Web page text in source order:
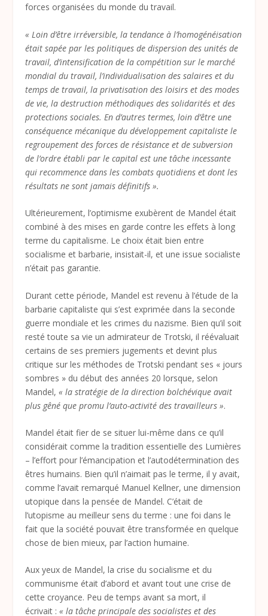
forces organisées du monde du travail.
« Loin d’être irréversible, la tendance à l’homogénéisation
était sapée par les politiques de dispersion des unités de
travail, d’intensification de la compétition sur le marché
mondial du travail, l’individualisation des salaires et du
temps de travail, la privatisation des loisirs et des modes
de vie, la destruction méthodiques des solidarités et des
protections sociales. En d’autres termes, loin d’être une
conséquence mécanique du développement capitaliste le
regroupement des forces de résistance et de subversion
de l’ordre établi par le capital est une tâche incessante
qui recommence dans les combats quotidiens et dont les
résultats ne sont jamais définitifs ».
Ultérieurement, l’optimisme exubèrent de Mandel était
combiné à des mises en garde contre les effets à long
terme du capitalisme. Le choix était bien entre
socialisme et barbarie, insistait-il, et une issue socialiste
n’était pas garantie.
Durant cette période, Mandel est revenu à l’étude de la
barbarie capitaliste qui s’est exprimée dans la seconde
guerre mondiale et les crimes du nazisme. Bien qu’il soit
resté toute sa vie un admirateur de Trotski, il réévaluait
certains de ses premiers jugements et devint plus
critique sur les méthodes de Trotski pendant ses « jours
sombres » du début des années 20 lorsque, selon
Mandel,« la stratégie de la direction bolchévique avait
plus gêné que promu l’auto-activité des travailleurs ».
Mandel était fier de se situer lui-même dans ce qu’il
considérait comme la tradition essentielle des Lumières
– l’effort pour l’émancipation et l’autodétermination des
êtres humains. Bien qu’il n’aimait pas le terme, il y avait,
comme l’avait remarqué Manuel Kellner, une dimension
utopique dans la pensée de Mandel. C’était de
l’utopisme au meilleur sens du terme : une foi dans le
fait que la société pouvait être transformée en quelque
chose de bien mieux, par l’action humaine.
Aux yeux de Mandel, la crise du socialisme et du
communisme était d’abord et avant tout une crise de
cette croyance. Peu de temps avant sa mort, il
écrivait :« la tâche principale des socialistes et des